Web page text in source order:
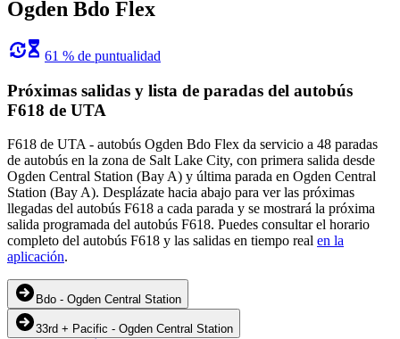
Ogden Bdo Flex
61 % de puntualidad
Próximas salidas y lista de paradas del autobús
F618 de UTA
F618 de UTA - autobús Ogden Bdo Flex da servicio a 48 paradas
de autobús en la zona de Salt Lake City, con primera salida desde
Ogden Central Station (Bay A) y última parada en Ogden Central
Station (Bay A). Desplázate hacia abajo para ver las próximas
llegadas del autobús F618 a cada parada y se mostrará la próxima
salida programada del autobús F618. Puedes consultar el horario
completo del autobús F618 y las salidas en tiempo real en la
aplicación.
Bdo - Ogden Central Station
33rd + Pacific - Ogden Central Station